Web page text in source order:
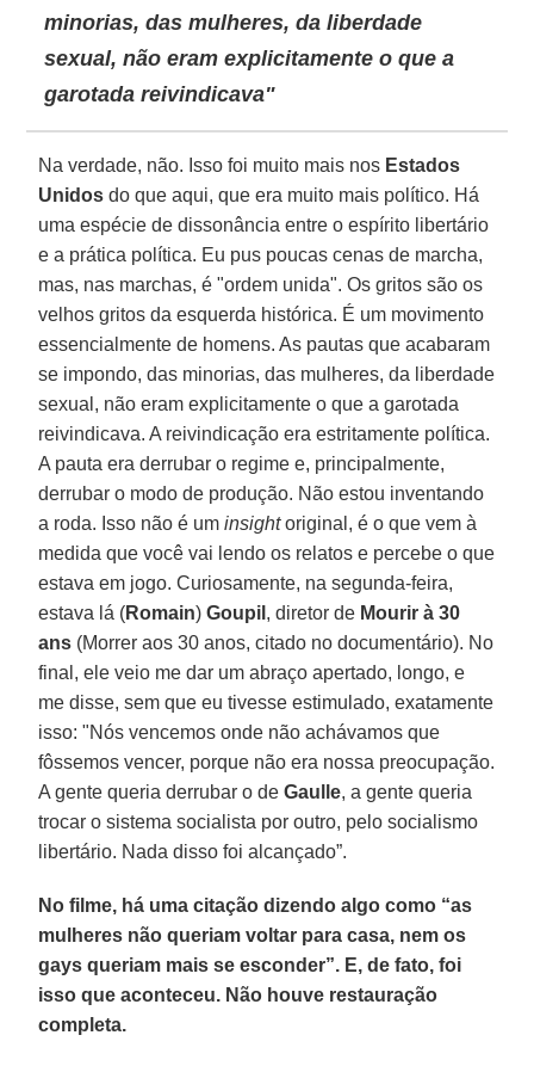
minorias, das mulheres, da liberdade
sexual, não eram explicitamente o que a
garotada reivindicava"
Na verdade, não. Isso foi muito mais nos Estados
Unidos do que aqui, que era muito mais político. Há
uma espécie de dissonância entre o espírito libertário
e a prática política. Eu pus poucas cenas de marcha,
mas, nas marchas, é "ordem unida". Os gritos são os
velhos gritos da esquerda histórica. É um movimento
essencialmente de homens. As pautas que acabaram
se impondo, das minorias, das mulheres, da liberdade
sexual, não eram explicitamente o que a garotada
reivindicava. A reivindicação era estritamente política.
A pauta era derrubar o regime e, principalmente,
derrubar o modo de produção. Não estou inventando
a roda. Isso não é uminsightoriginal, é o que vem à
medida que você vai lendo os relatos e percebe o que
estava em jogo. Curiosamente, na segunda-feira,
estava lá (Romain)Goupil , diretor de Mourir à 30
ans (Morrer aos 30 anos, citado no documentário). No
final, ele veio me dar um abraço apertado, longo, e
me disse, sem que eu tivesse estimulado, exatamente
isso: "Nós vencemos onde não achávamos que
fôssemos vencer, porque não era nossa preocupação.
A gente queria derrubar o deGaulle, a gente queria
trocar o sistema socialista por outro, pelo socialismo
libertário. Nada disso foi alcançado”.
No filme, há uma citação dizendo algo como “as
mulheres não queriam voltar para casa, nem os
gays queriam mais se esconder”. E, de fato, foi
isso que aconteceu. Não houve restauração
completa.